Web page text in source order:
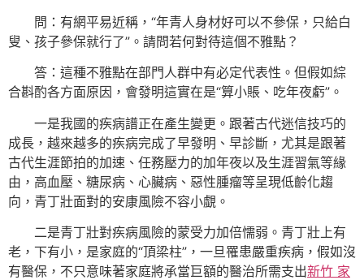
問：有網平易近稱，“年青人身材好可以不參保，只給白
叟、孩子參保就行了”。請問若何對待這個不雅點？
答：這種不雅點在部門人群中有必定代表性。但假如綜
合斟酌各方面原因，會發明這實在是“算小賬、吃年夜虧”。
一是我國的疾病譜正在產生變更。跟著古代迷信技巧的
成長，越來越多的疾病完成了早發明、早診斷，尤其是跟著
古代生涯節拍的加速、任務壓力的加年夜以及生涯習氣等緣
由，高血壓、糖尿病、心臟病、惡性腫瘤等呈現低齡化趨
向，青丁壯面對的安康風險不容小覷。
二是青丁壯對疾病風險的蒙受力加倍懦弱。青丁壯上有
老，下有小，是家庭的“頂梁柱”，一旦罹患嚴重疾病，假如沒
有醫保，不只意味著家庭將承當巨額的醫治所需支出新竹 家